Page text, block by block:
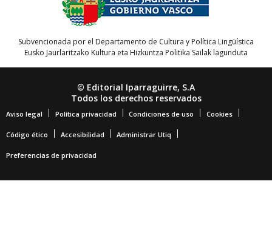
Subvencionada por el Departamento de Cultura y Política Lingüística
Eusko Jaurlaritzako Kultura eta Hizkuntza Politika Sailak lagunduta
© Editorial Iparraguirre, S.A
Todos los derechos reservados
Aviso legal Política privacidad Condiciones de uso Cookies
Código ético Accesibilidad Administrar Utiq
Preferencias de privacidad